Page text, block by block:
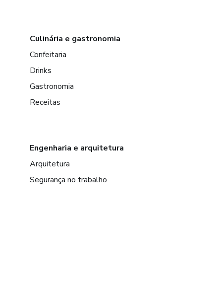
Culinária e gastronomia
Confeitaria
Drinks
Gastronomia
Receitas
Engenharia e arquitetura
Arquitetura
Segurança no trabalho